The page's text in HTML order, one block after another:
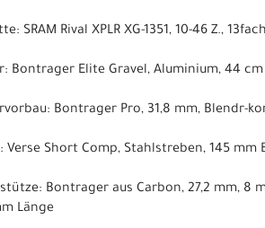
SRAM Rival XPLR XG-1351, 10-46 Z., 13fach
Bontrager Elite Gravel, Aluminium, 44
Bontrager Pro, 31,8 mm, Blendr-
Verse Short Comp, Stahlstreben, 145 mm
Bontrager aus Carbon, 27,2 mm, 8
Länge